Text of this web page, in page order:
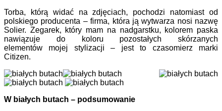
Torba, którą widać na zdjęciach, pochodzi natomiast od
polskiego producenta – firma, która ją wytwarza nosi nazwę
Solier. Zegarek, który mam na nadgarstku, kolorem paska
nawiązuje do koloru pozostałych skórzanych
elementów mojej stylizacji – jest to czasomierz marki
Citizen.
W białych butach – podsumowanie